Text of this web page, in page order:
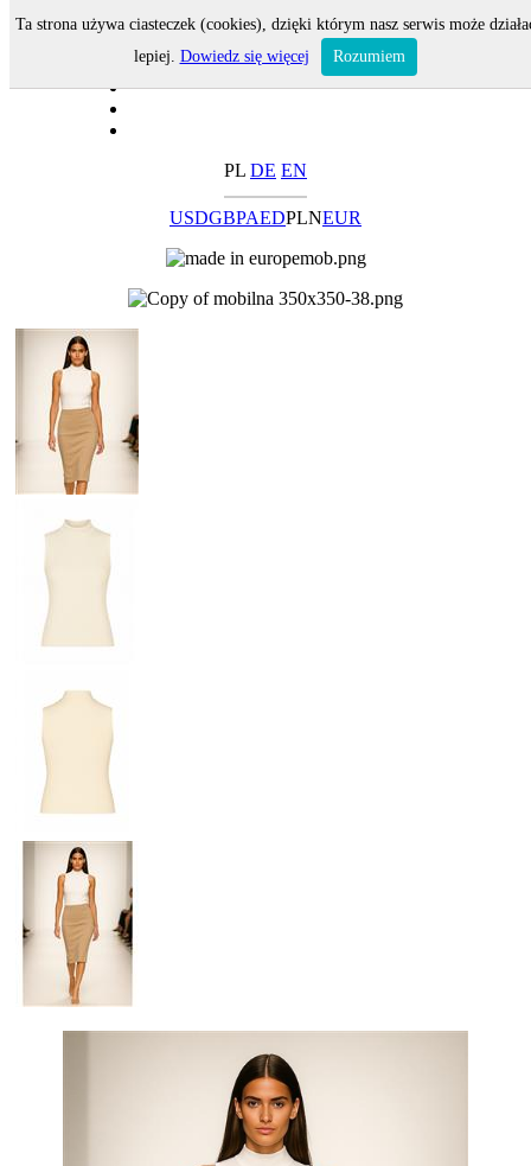
PL DE EN
USDGBPAEDPLNEUR
Ta strona używa ciasteczek (cookies), dzięki którym nasz serwis może
lepiej. Dowiedz się więcej Rozumiem